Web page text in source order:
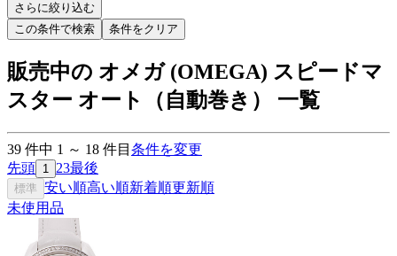
さらに絞り込む
この条件で検索
条件をクリア
販売中の オメガ (OMEGA) スピードマ
スター オート（自動巻き） 一覧
39 件中 1 ～ 18 件目 条件を変更
先頭 1 23最後
標準 安い順高い順新着順更新順
未使用品